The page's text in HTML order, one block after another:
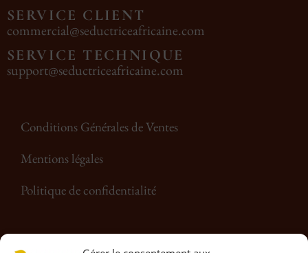
SERVICE CLIENT
commercial@seductriceafricaine.com
SERVICE TECHNIQUE
support@seductriceafricaine.com
Conditions Générales de Ventes
Mentions légales
Politique de confidentialité